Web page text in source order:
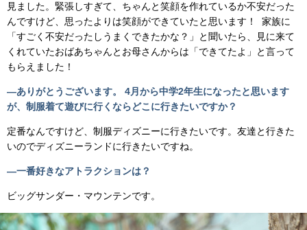
見ました。緊張しすぎて、ちゃんと笑顔を作れているか不安だった
んですけど、思ったよりは笑顔ができていたと思います！ 家族に
「すごく不安だったしうまくできたかな？」と聞いたら、見に来て
くれていたおばあちゃんとお母さんからは「できてたよ」と言って
もらえました！
―ありがとうございます。 4月から中学2年生になったと思います
が、制服着て遊びに行くならどこに行きたいですか？
定番なんですけど、制服ディズニーに行きたいです。友達と行きた
いのでディズニーランドに行きたいですね。
―一番好きなアトラクションは？
ビッグサンダー・マウンテンです。